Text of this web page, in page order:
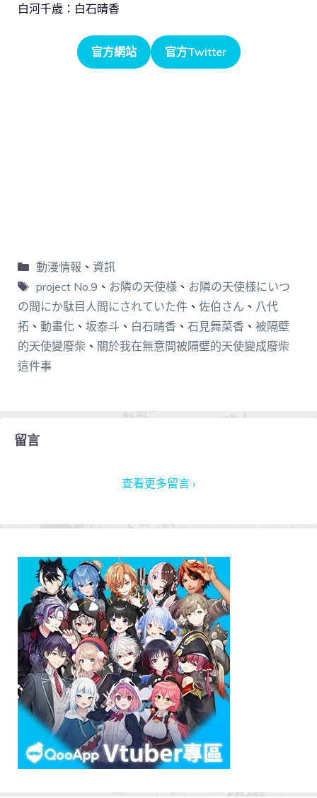
白河千歳：白石晴香
官方網站 官方Twitter
動漫情報 、 資訊
project No.9 、 お隣の天使様、 お隣の天使様にいつ
の間にか駄目人間にされていた件 、 佐伯さん 、 八代
拓 、 動畫化 、 坂泰斗 、 白石晴香 、 石見舞菜香 、 被隔壁
的天使變廢柴 、 關於我在無意間被隔壁的天使變成廢柴
這件事
留言
查看更多留言 ›